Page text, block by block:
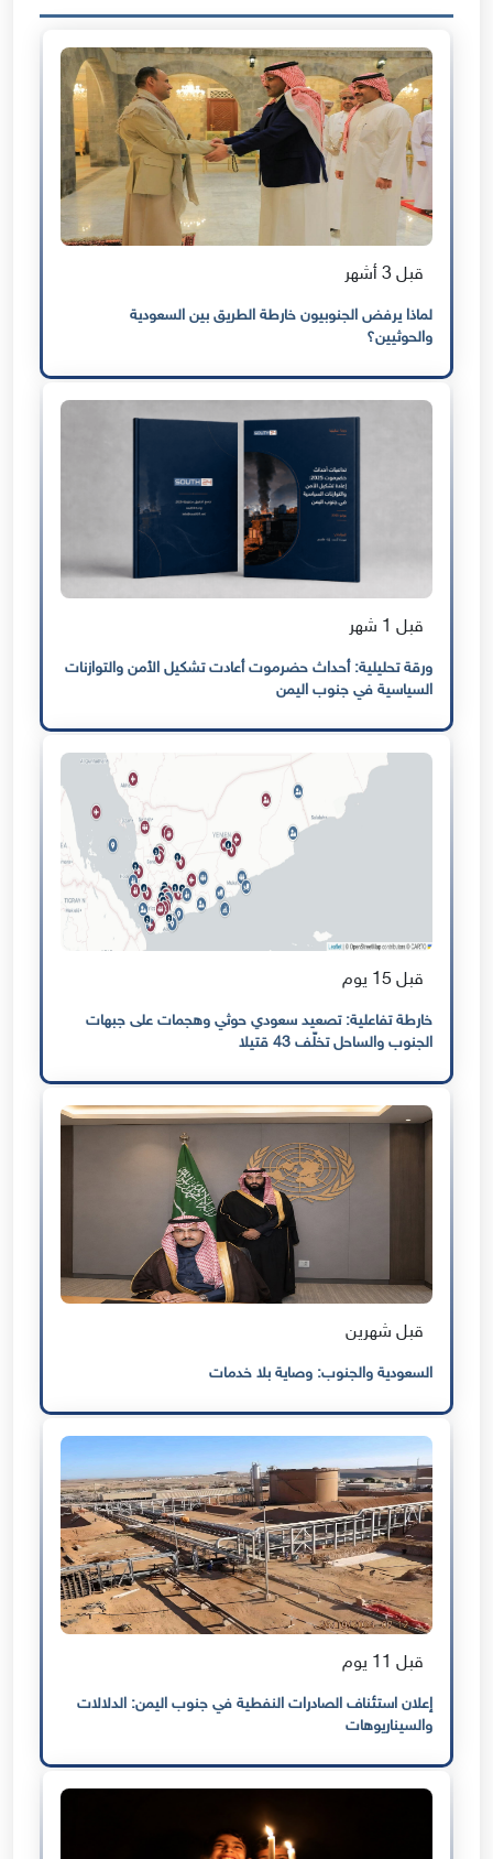
قبل 3 أشهر
لماذا يرفض الجنوبيون خارطة الطريق بين السعودية
والحوثيين؟
قبل 1 شهر
ورقة تحليلية: أحداث حضرموت أعادت تشكيل الأمن والتوازنات
السياسية في جنوب اليمن
قبل 15 يوم
خارطة تفاعلية: تصعيد سعودي حوثي وهجمات على جبهات
الجنوب والساحل تخلّف 43 قتيلا
قبل شهرين
السعودية والجنوب: وصاية بلا خدمات
قبل 11 يوم
إعلان استئناف الصادرات النفطية في جنوب اليمن: الدلالات
والسيناريوهات